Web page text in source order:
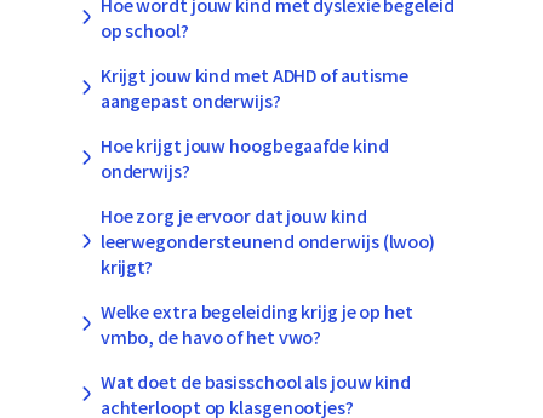
op school?
Krijgt jouw kind met ADHD of autisme
aangepast onderwijs?
Hoe krijgt jouw hoogbegaafde kind
onderwijs?
Hoe zorg je ervoor dat jouw kind
leerwegondersteunend onderwijs (lwoo)
krijgt?
Welke extra begeleiding krijg je op het
vmbo, de havo of het vwo?
Wat doet de basisschool als jouw kind
achterloopt op klasgenootjes?